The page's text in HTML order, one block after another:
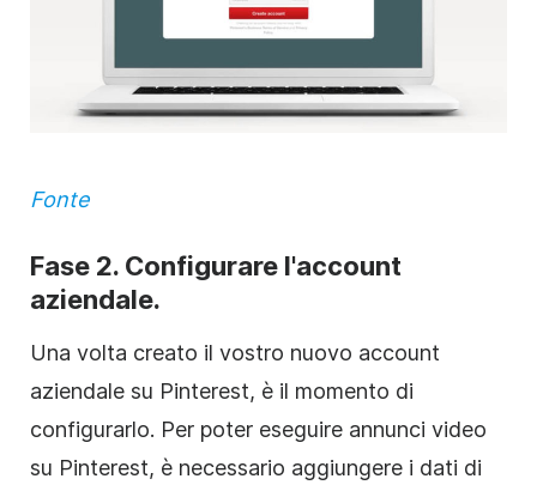
Fonte
Fase 2. Configurare l'account
aziendale.
Una volta creato il vostro nuovo account
aziendale su Pinterest, è il momento di
configurarlo. Per poter eseguire annunci video
su Pinterest, è necessario aggiungere i dati di